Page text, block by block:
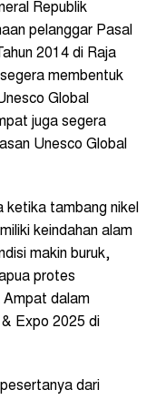
Republik
pelanggar Pasal
2014 di Raja
membentuk
Global
juga segera
Unesco Global
ketika tambang nikel
keindahan alam
makin buruk,
protes
Ampat dalam
& Expo 2025 di
dari